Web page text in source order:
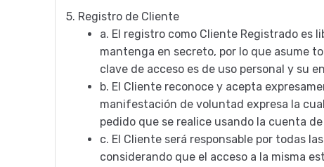
5. Registro de Cliente
a. El registro como Cliente Registrado es
mantenga en secreto, por lo que asume
clave de acceso es de uso personal y su
b. El Cliente reconoce y acepta
manifestación de voluntad expresa la
pedido que se realice usando la cuenta
c. El Cliente será responsable por todas
considerando que el acceso a la misma